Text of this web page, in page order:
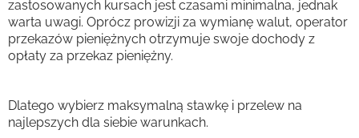
zastosowanych kursach jest czasami minimalna, jednak
warta uwagi. Oprócz prowizji za wymianę walut, operator
przekazów pieniężnych otrzymuje swoje dochody z
opłaty za przekaz pieniężny.
Dlatego wybierz maksymalną stawkę i przelew na
najlepszych dla siebie warunkach.